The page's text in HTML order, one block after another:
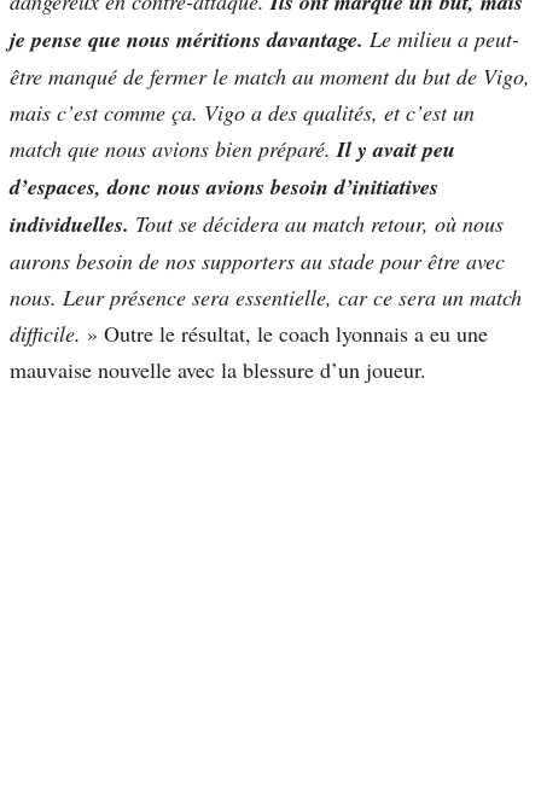
je pense que nous méritions davantage. Le milieu a peut-
être manqué de fermer le match au moment du but de Vigo,
mais c’est comme ça. Vigo a des qualités, et c’est un
match que nous avions bien préparé.Il y avait peu
d’espaces, donc nous avions besoin d’initiatives
individuelles. Tout se décidera au match retour, où nous
aurons besoin de nos supporters au stade pour être avec
nous. Leur présence sera essentielle, car ce sera un match
difficile. » Outre le résultat, le coach lyonnais a eu une
mauvaise nouvelle avec la blessure d’un joueur.